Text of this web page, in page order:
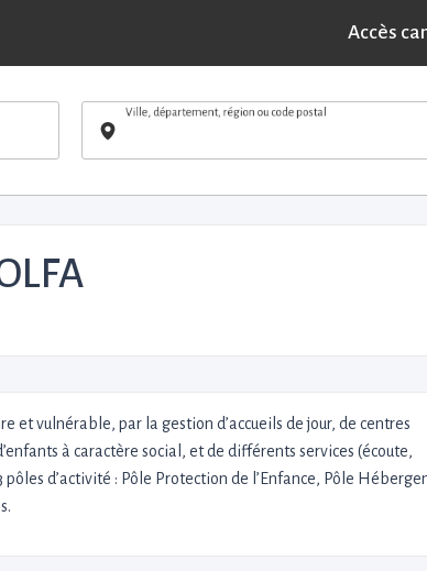
Accès
Ville, département, région ou code postal
et vulnérable, par la gestion d’accueils de jour, de centres
à caractère social, et de différents services (écoute,
d’activité : Pôle Protection de l’Enfance, Pôle